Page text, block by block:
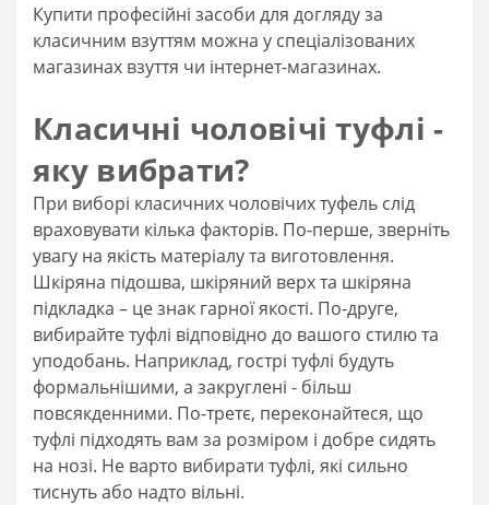
Купити професійні засоби для догляду за
класичним взуттям можна у спеціалізованих
магазинах взуття чи інтернет-магазинах.
Класичні чоловічі туфлі -
яку вибрати?
При виборі класичних чоловічих туфель слід
враховувати кілька факторів. По-перше, зверніть
увагу на якість матеріалу та виготовлення.
Шкіряна підошва, шкіряний верх та шкіряна
підкладка – це знак гарної якості. По-друге,
вибирайте туфлі відповідно до вашого стилю та
уподобань. Наприклад, гострі туфлі будуть
формальнішими, а закруглені - більш
повсякденними. По-третє, переконайтеся, що
туфлі підходять вам за розміром і добре сидять
на нозі. Не варто вибирати туфлі, які сильно
тиснуть або надто вільні.